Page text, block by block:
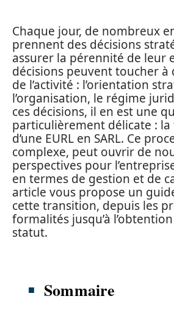
Chaque jour, de nombreux
prennent des décisions
assurer la pérennité de leur
décisions peuvent toucher à
de l’activité : l’orientation
l’organisation, le régime
ces décisions, il en est une
particulièrement délicate :
d’une EURL en SARL. Ce
complexe, peut ouvrir de
perspectives pour
en termes de gestion et de
article vous propose un
cette transition, depuis les
formalités jusqu’à
statut.
Sommaire